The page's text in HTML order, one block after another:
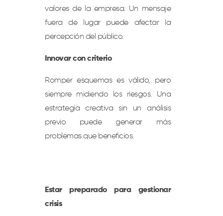
valores de la empresa. Un mensaje
fuera de lugar puede afectar la
percepción del público.
Innovar con criterio
Romper esquemas es válido, pero
siempre midiendo los riesgos. Una
estrategia creativa sin un análisis
previo puede generar más
problemas que beneficios.
Estar preparado para gestionar
crisis